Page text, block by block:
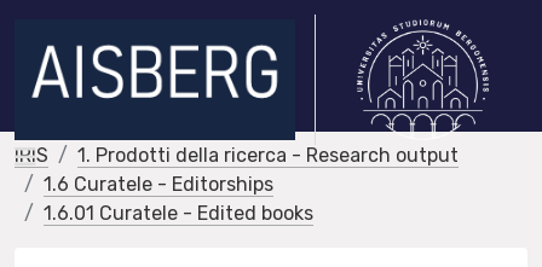
IRIS
1. Prodotti della ricerca - Research output
1.6 Curatele - Editorships
1.6.01 Curatele - Edited books